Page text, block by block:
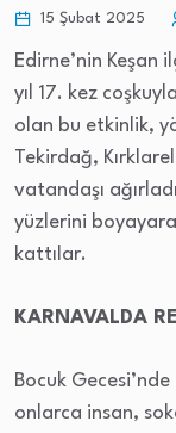
15 Şubat 2025
Edirne’nin Keşan
yıl 17. kez
olan bu etkinlik,
Tekirdağ,
vatandaşı
yüzlerini
kattılar.
KARNAVALDA
Bocuk
onlarca insan,